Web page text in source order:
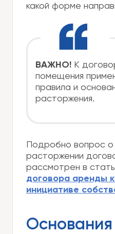
какой форме
ВАЖНО! К
помещения
правила и
расторжения.
Подробно вопрос
расторжении
рассмотрен в
договора аренды
инициативе
Основания